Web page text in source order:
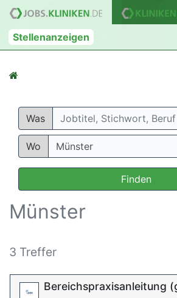
Stellenanzeigen
Was
Wo
Finden
Münster
3 Treffer
Bereichspraxisanleitung